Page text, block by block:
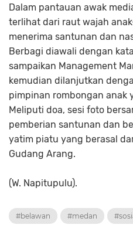
Dalam pantauan awak
terlihat dari raut wajah
menerima santunan dan
Berbagi diawali dengan
sampaikan Management
kemudian dilanjutkan
pimpinan rombongan anak
Meliputi doa, sesi foto
pemberian santunan dan
yatim piatu yang berasal
Gudang Arang.
(W. Napitupulu).
#belawan #medan